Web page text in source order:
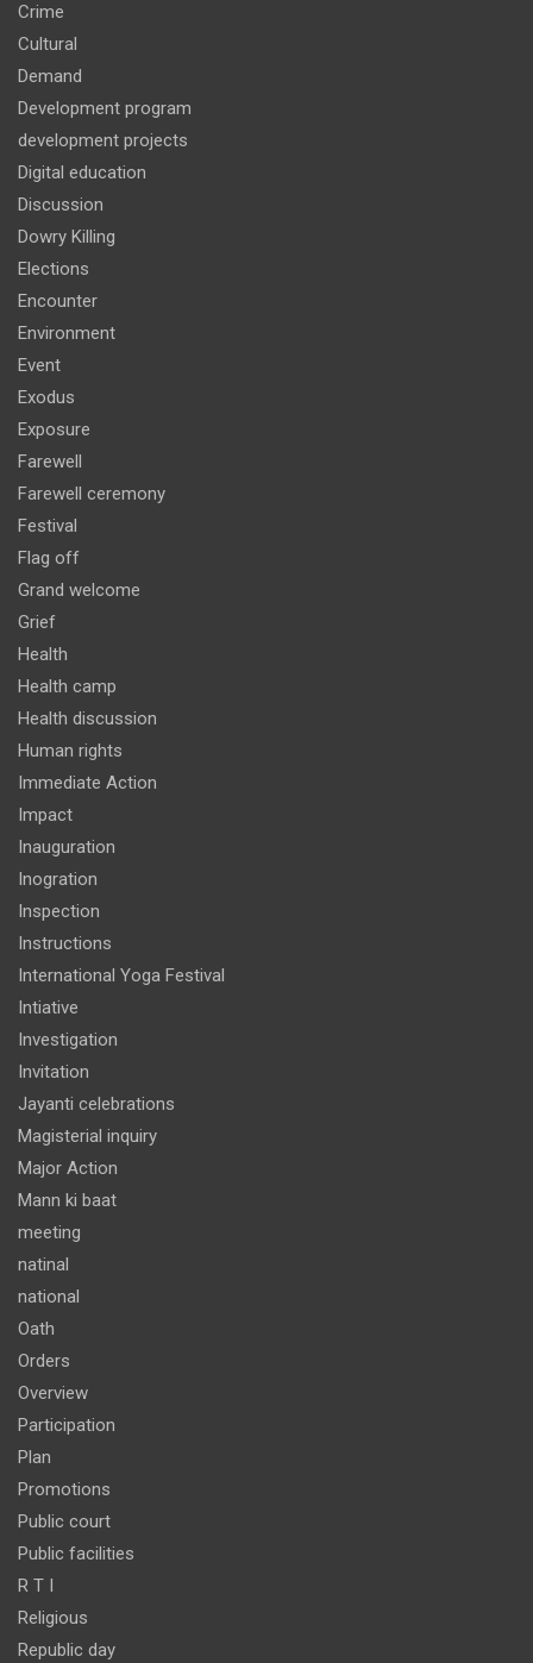
Crime
Cultural
Demand
Development program
development projects
Digital education
Discussion
Dowry Killing
Elections
Encounter
Environment
Event
Exodus
Exposure
Farewell
Farewell ceremony
Festival
Flag off
Grand welcome
Grief
Health
Health camp
Health discussion
Human rights
Immediate Action
Impact
Inauguration
Inogration
Inspection
Instructions
International Yoga Festival
Intiative
Investigation
Invitation
Jayanti celebrations
Magisterial inquiry
Major Action
Mann ki baat
meeting
natinal
national
Oath
Orders
Overview
Participation
Plan
Promotions
Public court
Public facilities
R T I
Religious
Republic day